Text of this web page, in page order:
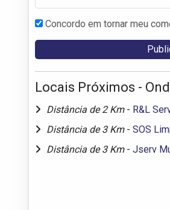
Concordo em tornar meu
Locais Próximos -
Distância de 2 Km - R&L
Distância de 3 Km - SOS
Distância de 3 Km - Jserv